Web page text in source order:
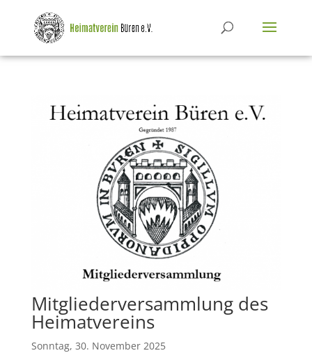
Mitgliederversammlung des
Heimatvereins
Sonntag, 30. November 2025